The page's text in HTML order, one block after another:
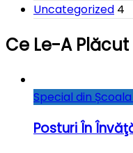
Uncategorized 4
Ce Le-A
Special din
Posturi În